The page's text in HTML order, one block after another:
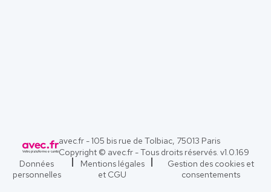
avec.fr - 105 bis rue de Tolbiac, 75013 Paris
Copyright © avec.fr - Tous droits réservés. v1.0.169
Données
personnelles
Mentions légales
et CGU
Gestion des cookies et
consentements